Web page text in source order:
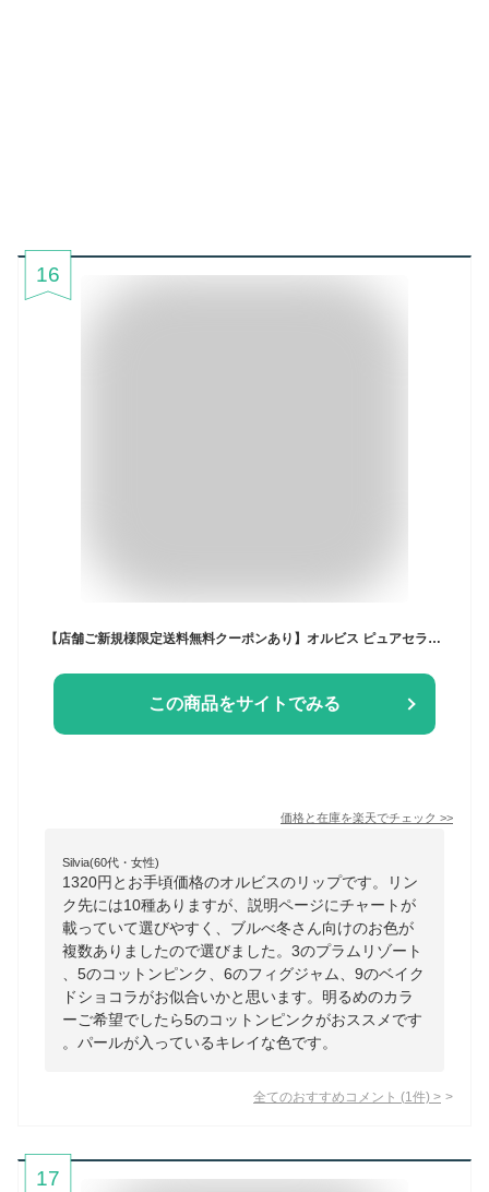
16
【店舗ご新規様限定送料無料クーポンあり】オルビス ピュアセラムルージュ リップ リップカラー 口紅 メイクアップ ポイントメイク
この商品をサイトでみる
価格と在庫を楽天でチェック >>
Silvia(60代・女性)
1320円とお手頃価格のオルビスのリップです。リン
ク先には10種ありますが、説明ページにチャートが
載っていて選びやすく、ブルべ冬さん向けのお色が
複数ありましたので選びました。3のプラムリゾート
、5のコットンピンク、6のフィグジャム、9のベイク
ドショコラがお似合いかと思います。明るめのカラ
ーご希望でしたら5のコットンピンクがおススメです
。パールが入っているキレイな色です。
全てのおすすめコメント (1 件) >
17